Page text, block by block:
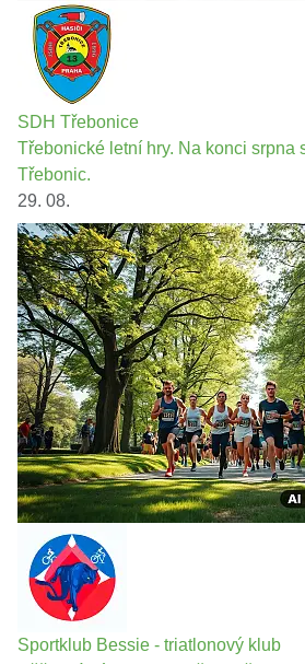
SDH Třebonice
Třebonické letní hry. Na konci srpna
Třebonic.
29. 08.
Sportklub Bessie - triatlonový klub